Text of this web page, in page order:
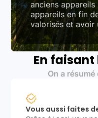
anciens
appareils en fin
valorisés et avoir
En faisant
On a
Vous aussi faites